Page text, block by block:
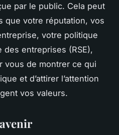
par le public. Cela peut
que votre réputation, vos
votre politique
entreprises (RSE),
vous de montrer ce qui
et d’attirer l’attention
vos valeurs.